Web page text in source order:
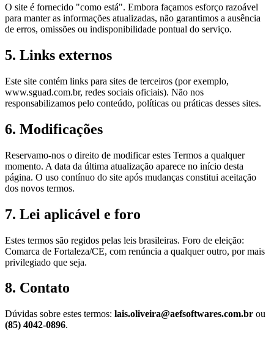
O site é fornecido "como está". Embora façamos esforço razoável
para manter as informações atualizadas, não garantimos a ausência
de erros, omissões ou indisponibilidade pontual do serviço.
5. Links externos
Este site contém links para sites de terceiros (por exemplo,
www.sguad.com.br, redes sociais oficiais). Não nos
responsabilizamos pelo conteúdo, políticas ou práticas desses sites.
6. Modificações
Reservamo-nos o direito de modificar estes Termos a qualquer
momento. A data da última atualização aparece no início desta
página. O uso contínuo do site após mudanças constitui aceitação
dos novos termos.
7. Lei aplicável e foro
Estes termos são regidos pelas leis brasileiras. Foro de eleição:
Comarca de Fortaleza/CE, com renúncia a qualquer outro, por mais
privilegiado que seja.
8. Contato
Dúvidas sobre estes termos: lais.oliveira@aefsoftwares.com.br ou
(85) 4042-0896.